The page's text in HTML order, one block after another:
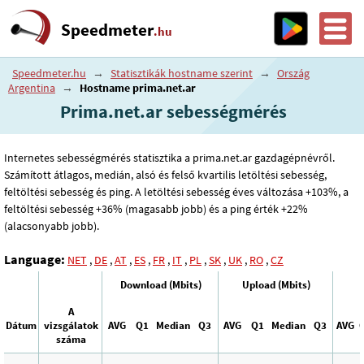
Speedmeter.hu
Speedmeter.hu → Statisztikák hostname szerint →
Ország
Argentina → Hostname prima.net.ar
Prima.net.ar sebességmérés
Internetes sebességmérés statisztika a prima.net.ar gazdagépnévről.
Számított átlagos, medián, alsó és felső kvartilis letöltési sebesség,
feltöltési sebesség és ping. A letöltési sebesség éves változása +103%, a
feltöltési sebesség +36% (magasabb jobb) és a ping érték +22%
(alacsonyabb jobb).
Language: NET , DE ,AT , ES , FR , IT , PL ,SK , UK , RO ,CZ
Download (Mbits) Upload (Mbits)
Dátum
A
vizsgálatok
száma
AVG Q1 Median Q3 AVG Q1 Median Q3 AVG